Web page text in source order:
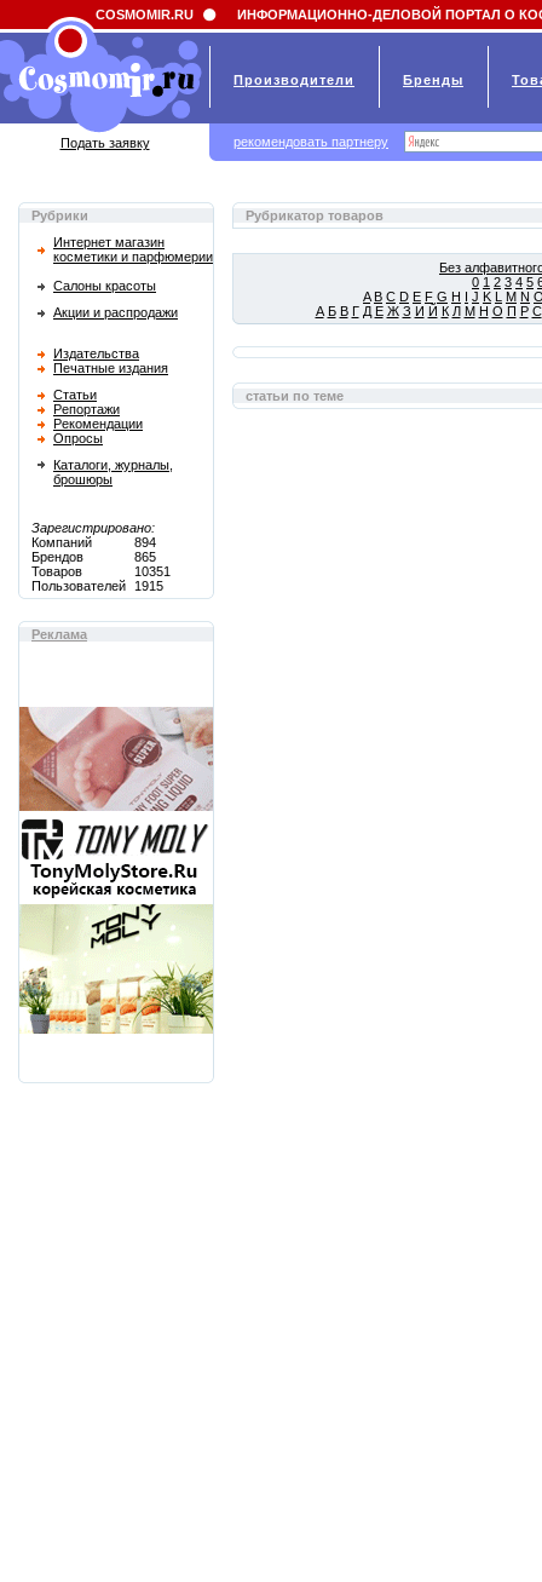
Field 'news_title' doesn't have a default value
Рубрики
Интернет магазин
косметики и парфюмерии
Салоны красоты
Акции и распродажи
Издательства
Печатные издания
Статьи
Репортажи
Рекомендации
Опросы
Каталоги, журналы,
брошюры
Зарегистрировано:
Компаний
894
Брендов
865
Товаров
10351
Пользователей
1915
Реклама
Рубрикатор товаров
Без
0 1 2 3 4 5
A B C D E F G H I J K L M N
А Б В Г Д Е Ж З И Й К Л М Н О П Р С
статьи по теме
COSMOMIR.RU ИНФОРМАЦИОННО-ДЕЛОВОЙ ПОРТАЛ О
Производители Бренды
Подать заявку рекомендовать партнеру